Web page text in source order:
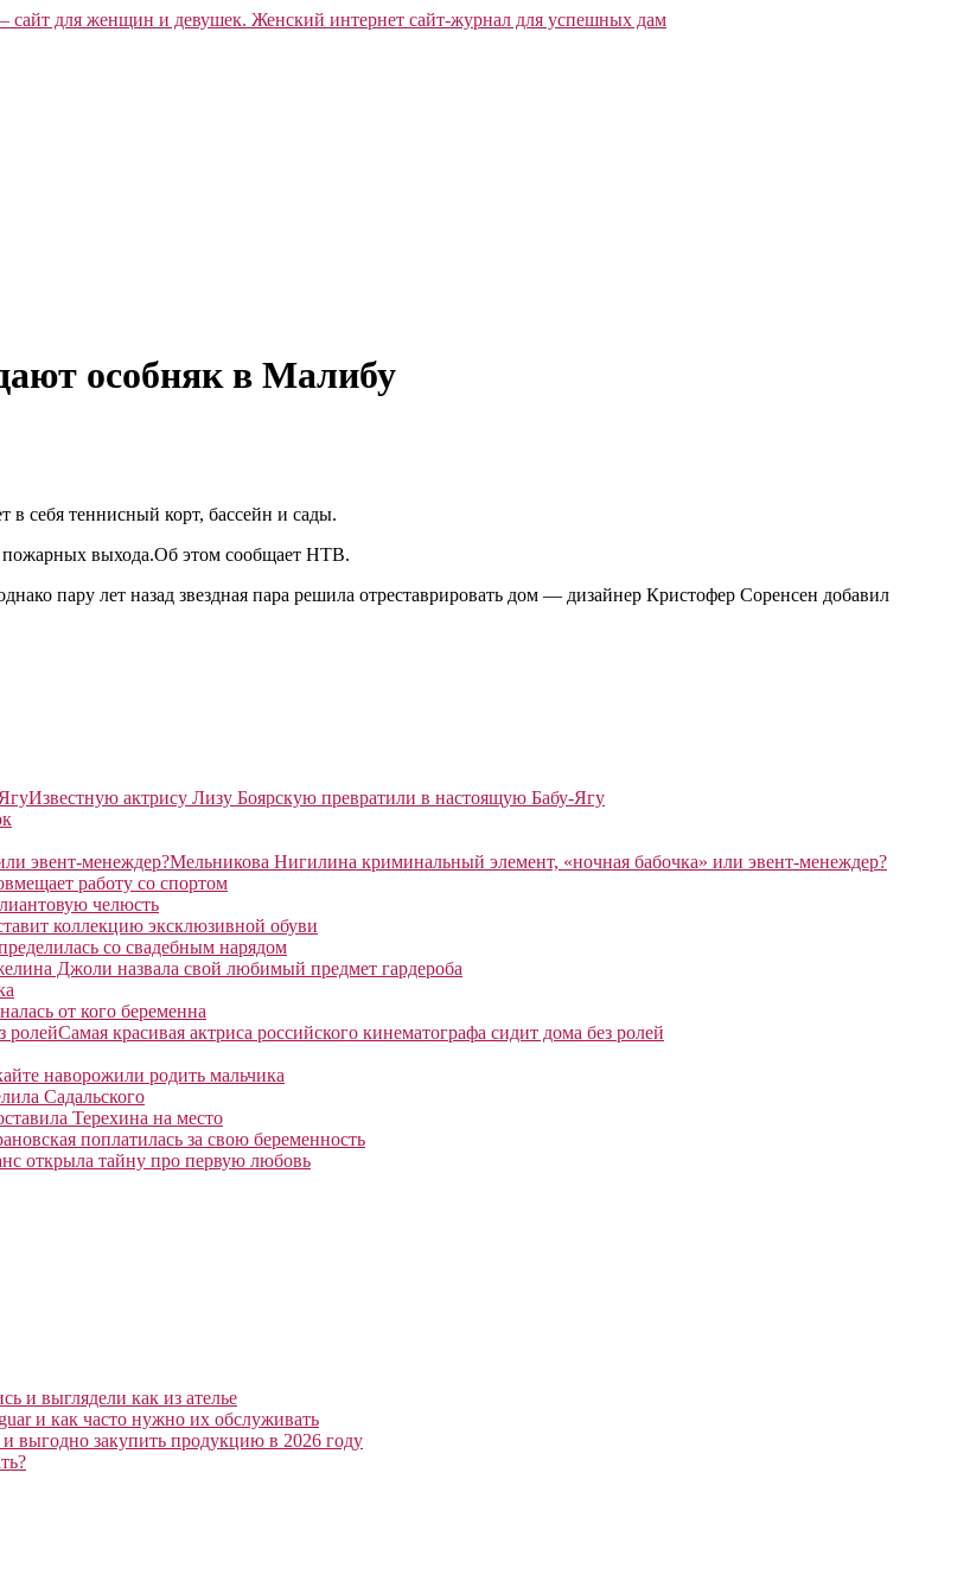
особняк в Малибу
в себя теннисный корт, бассейн и сады.
пожарных выхода.Об этом сообщает НТВ.
пару лет назад звездная пара решила отреставрировать дом — дизайнер Кристофер Соренсен добавил
Известную актрису Лизу Боярскую превратили в настоящую Бабу-Ягу
Мельникова Нигилина криминальный элемент, «ночная бабочка» или эвент-менеждер?
работу со спортом
челюсть
коллекцию эксклюзивной обуви
со свадебным нарядом
Джоли назвала свой любимый предмет гардероба
от кого беременна
Самая красивая актриса российского кинематографа сидит дома без ролей
наворожили родить мальчика
Садальского
Терехина на место
поплатилась за свою беременность
открыла тайну про первую любовь
и выглядели как из ателье
и как часто нужно их обслуживать
выгодно закупить продукцию в 2026 году